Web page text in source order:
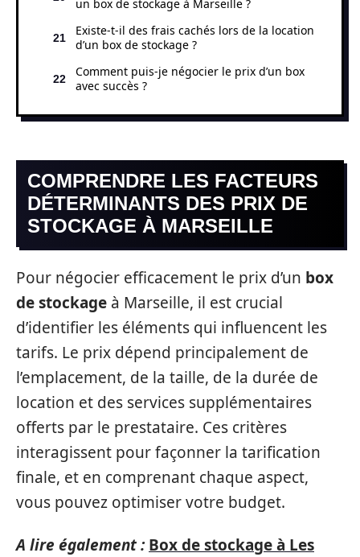
un box de stockage à Marseille ?
Existe-t-il des frais cachés lors de la location
d’un box de stockage ?
Comment puis-je négocier le prix d’un box
avec succès ?
COMPRENDRE LES FACTEURS
DÉTERMINANTS DES PRIX DE
STOCKAGE À MARSEILLE
Pour négocier efficacement le prix d’un box
de stockage à Marseille, il est crucial
d’identifier les éléments qui influencent les
tarifs. Le prix dépend principalement de
l’emplacement, de la taille, de la durée de
location et des services supplémentaires
offerts par le prestataire. Ces critères
interagissent pour façonner la tarification
finale, et en comprenant chaque aspect,
vous pouvez optimiser votre budget.
A lire également : Box de stockage à Les